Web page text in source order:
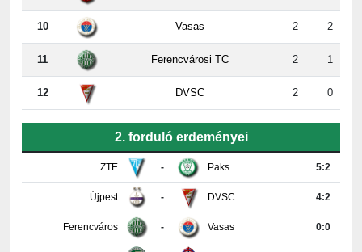
10 Vasas 2 2
11 Ferencvárosi TC 2 1
12 DVSC 2 0
2. forduló erdeményei
ZTE - Paks 5:2
Újpest - DVSC 4:2
Ferencváros - Vasas 0:0